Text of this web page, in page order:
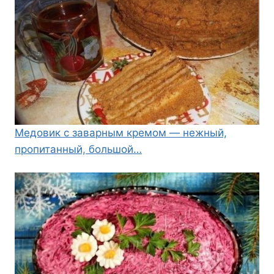
Медовик с заварным кремом — нежный,
пропитанный, большой…